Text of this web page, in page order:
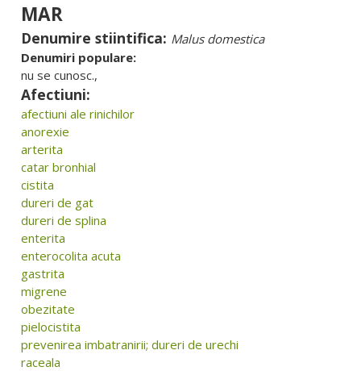
MAR
Denumire stiintifica: Malus domestica
Denumiri populare:
nu se cunosc.,
Afectiuni:
afectiuni ale rinichilor
anorexie
arterita
catar bronhial
cistita
dureri de gat
dureri de splina
enterita
enterocolita acuta
gastrita
migrene
obezitate
pielocistita
prevenirea imbatranirii; dureri de urechi
raceala